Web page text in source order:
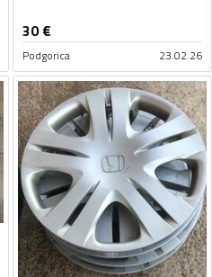
30€
Podgorica 23.02.26